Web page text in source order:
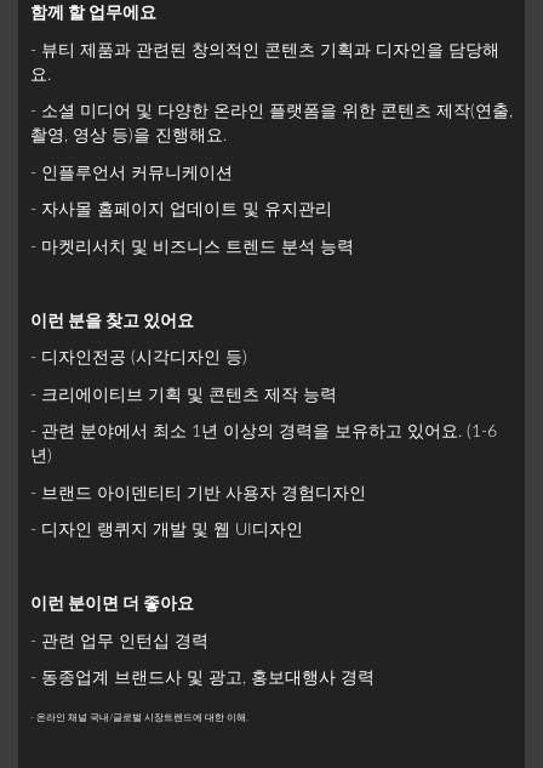
함께 할 업무에요
- 뷰티 제품과 관련된 창의적인 콘텐츠 기획과 디자인을 담당해
요.
- 소셜 미디어 및 다양한 온라인 플랫폼을 위한 콘텐츠 제작(연출,
촬영, 영상 등)을 진행해요.
- 인플루언서 커뮤니케이션
- 자사몰 홈페이지 업데이트 및 유지관리
- 마켓리서치 및 비즈니스 트렌드 분석 능력
이런 분을 찾고 있어요
- 디자인전공 (시각디자인 등)
- 크리에이티브 기획 및 콘텐츠 제작 능력
- 관련 분야에서 최소 1년 이상의 경력을 보유하고 있어요. (1-6
년)
- 브랜드 아이덴티티 기반 사용자 경험디자인
- 디자인 랭퀴지 개발 및 웹 UI디자인
이런 분이면 더 좋아요
- 관련 업무 인턴십 경력
- 동종업계 브랜드사 및 광고, 홍보대행사 경력
- 온라인 채널 국내/글로벌 시장트렌드에 대한 이해.